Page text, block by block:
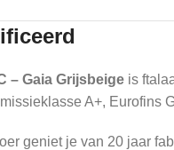
– Gaia Grijsbeige is
A+, Eurofins
geniet je van 20 jaar